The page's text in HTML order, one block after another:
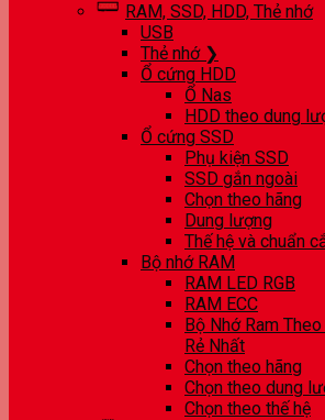
RAM, SSD, HDD, Thẻ nhớ
USB
Thẻ nhớ ❯
Ổ cứng HDD
Ổ Nas
HDD theo dung
Ổ cứng SSD
Phụ kiện SSD
SSD gắn ngoài
Chọn theo hãng
Dung lượng
Thế hệ và chuẩn
Bộ nhớ RAM
RAM LED RGB
RAM ECC
Bộ Nhớ Ram
Rẻ Nhất
Chọn theo hãng
Chọn theo dung
Chọn theo thế hệ